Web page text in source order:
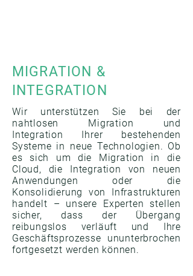
MIGRATION &
INTEGRATION
Wir unterstützen Sie bei der
nahtlosen Migration und
Integration Ihrer bestehenden
Systeme in neue Technologien. Ob
es sich um die Migration in die
Cloud, die Integration von neuen
Anwendungen oder die
Konsolidierung von Infrastrukturen
handelt – unsere Experten stellen
sicher, dass der Übergang
reibungslos verläuft und Ihre
Geschäftsprozesse ununterbrochen
fortgesetzt werden können.